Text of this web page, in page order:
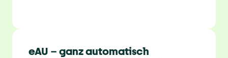
eAU – ganz automatisch